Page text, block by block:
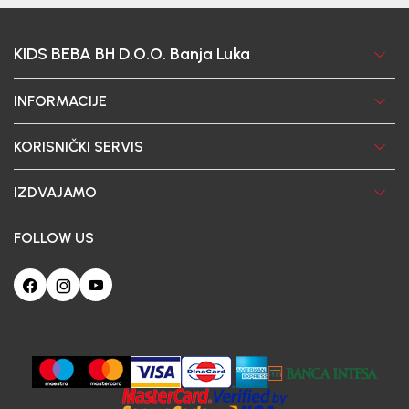
KIDS BEBA BH D.O.O. Banja Luka
INFORMACIJE
KORISNIČKI SERVIS
IZDVAJAMO
FOLLOW US
Ova web-stranica koristi kolačiće
Poštovani korisniče, naš sajt koristi cookies (kolačiće) u cilju poboljšanja